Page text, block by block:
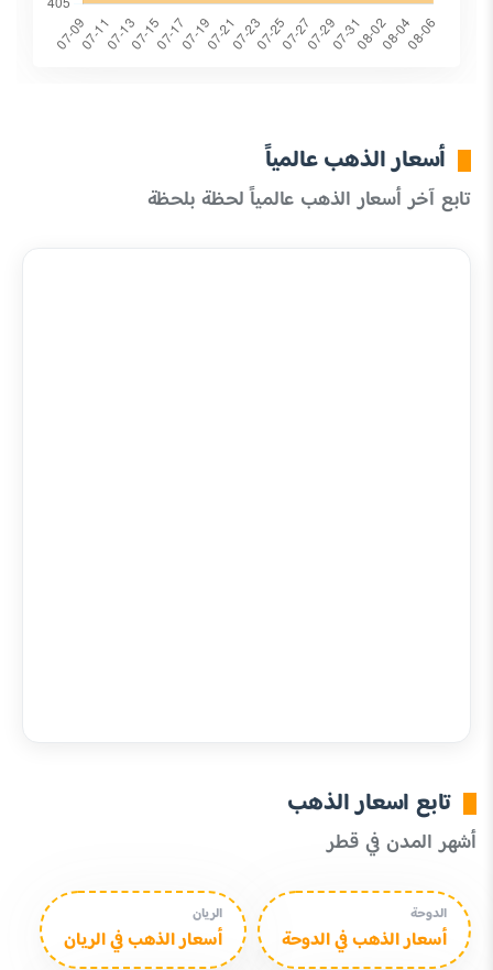
أسعار الذهب عالمياً
تابع آخر أسعار الذهب عالمياً لحظة بلحظة
تابع اسعار الذهب
أشهر المدن في قطر
الدوحة
أسعار الذهب في الدوحة
الريان
أسعار الذهب في الريان